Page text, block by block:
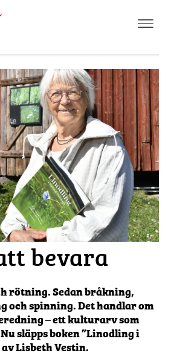
bevara
rötning. Sedan bråkning,
och spinning. Det handlar om
– ett kulturarv som
släpps boken ”Linodling i
Lisbeth Vestin.